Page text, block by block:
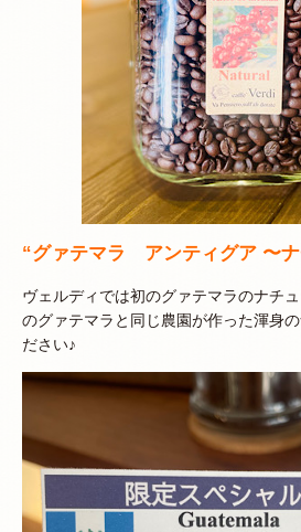
“グァテマラ アンティグア 〜
ヴェルディでは初のグァテマラのナチ
のグァテマラと同じ農園が作った渾身
ださい♪